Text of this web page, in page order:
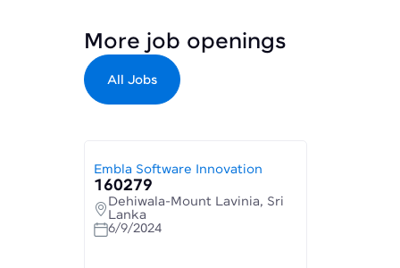
More job openings
All Jobs
Embla Software Innovation
160279
Dehiwala-Mount Lavinia, Sri
Lanka
6/9/2024